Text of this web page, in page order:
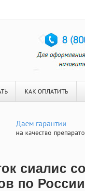
КАК ОПЛАТИТЬ
Даем гарантии
на качество
сиалис
по России